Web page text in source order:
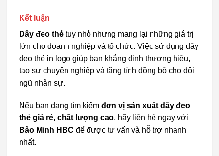
Kết luận
Dây đeo thẻ tuy nhỏ nhưng mang lại những giá trị
lớn cho doanh nghiệp và tổ chức. Việc sử dụng dây
đeo thẻ in logo giúp bạn khẳng định thương hiệu,
tạo sự chuyên nghiệp và tăng tính đồng bộ cho đội
ngũ nhân sự.
Nếu bạn đang tìm kiếm đơn vị sản xuất dây đeo
thẻ giá rẻ, chất lượng cao, hãy liên hệ ngay với
Bảo Minh HBC để được tư vấn và hỗ trợ nhanh
nhất.